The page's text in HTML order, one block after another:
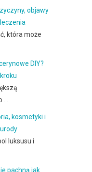
objawy
która może
DIY?
kosmetyki i
luksusu i
pachną jak